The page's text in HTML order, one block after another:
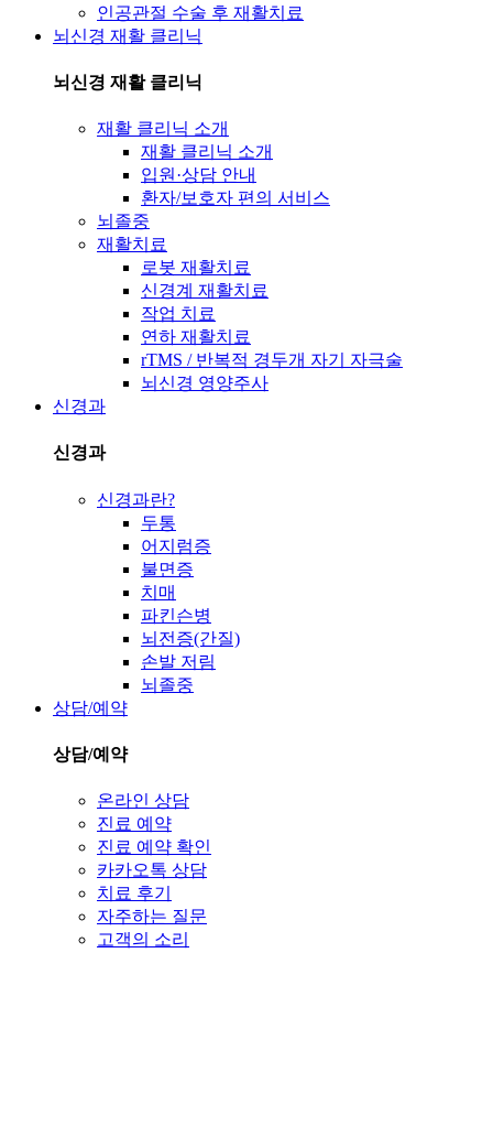
인공관절 수술 후 재활치료
뇌신경 재활 클리닉
뇌신경 재활 클리닉
재활 클리닉 소개
재활 클리닉 소개
입원·상담 안내
환자/보호자 편의 서비스
뇌졸중
재활치료
로봇 재활치료
신경계 재활치료
작업 치료
연하 재활치료
rTMS / 반복적 경두개 자기 자극술
뇌신경 영양주사
신경과
신경과
신경과란?
두통
어지럼증
불면증
치매
파킨슨병
뇌전증(간질)
손발 저림
뇌졸중
상담/예약
상담/예약
온라인 상담
진료 예약
진료 예약 확인
카카오톡 상담
치료 후기
자주하는 질문
고객의 소리